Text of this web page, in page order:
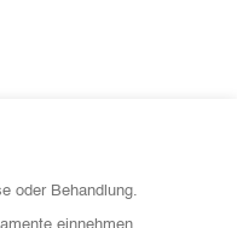
oder Behandlung.